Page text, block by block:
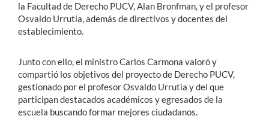
la Facultad de Derecho PUCV, Alan Bronfman, y el profesor
Osvaldo Urrutia, además de directivos y docentes del
establecimiento.
Junto con ello, el ministro Carlos Carmona valoró y
compartió los objetivos del proyecto de Derecho PUCV,
gestionado por el profesor Osvaldo Urrutia y del que
participan destacados académicos y egresados de la
escuela buscando formar mejores ciudadanos.